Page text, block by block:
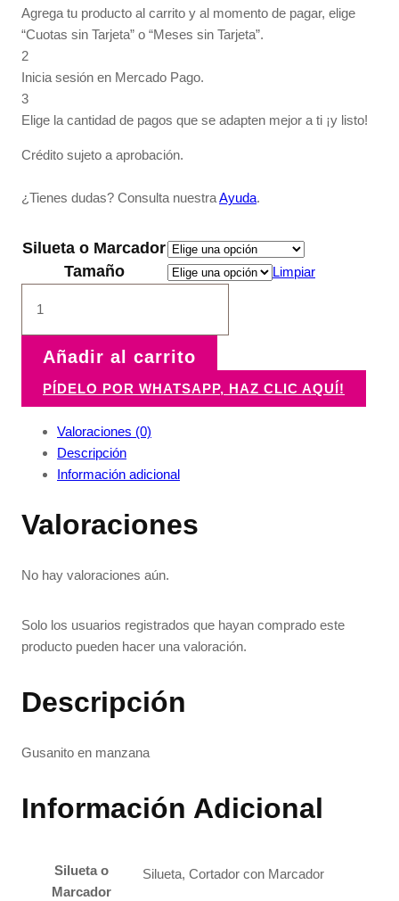
Agrega tu producto al carrito y al momento de pagar, elige
“Cuotas sin Tarjeta” o “Meses sin Tarjeta”.
2
Inicia sesión en Mercado Pago.
3
Elige la cantidad de pagos que se adapten mejor a ti ¡y listo!
Crédito sujeto a aprobación.
¿Tienes dudas? Consulta nuestraAyuda.
Silueta o Marcador
Tamaño
Limpiar
en
cantidad
Añadir al carrito
PÍDELO POR WHATSAPP, HAZ CLIC AQUÍ!
Valoraciones (0)
Descripción
Información adicional
Valoraciones
No hay valoraciones aún.
Solo los usuarios registrados que hayan comprado este
producto pueden hacer una valoración.
Descripción
Gusanito en manzana
Información Adicional
Silueta o
Marcador
Silueta, Cortador con Marcador